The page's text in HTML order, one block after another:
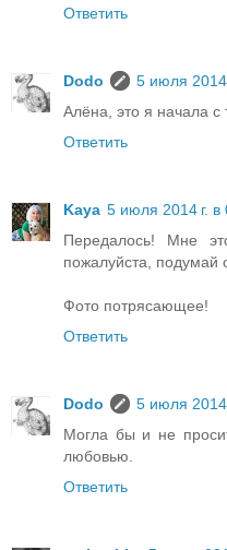
Ответить
Dodo
5 июля 2014
Алёна, это я начала с
Ответить
Kaya 5 июля 2014 г. в
Передалось! Мне
пожалуйста, подумай
Фото потрясающее!
Ответить
Dodo
5 июля 2014
Могла бы и не
любовью.
Ответить